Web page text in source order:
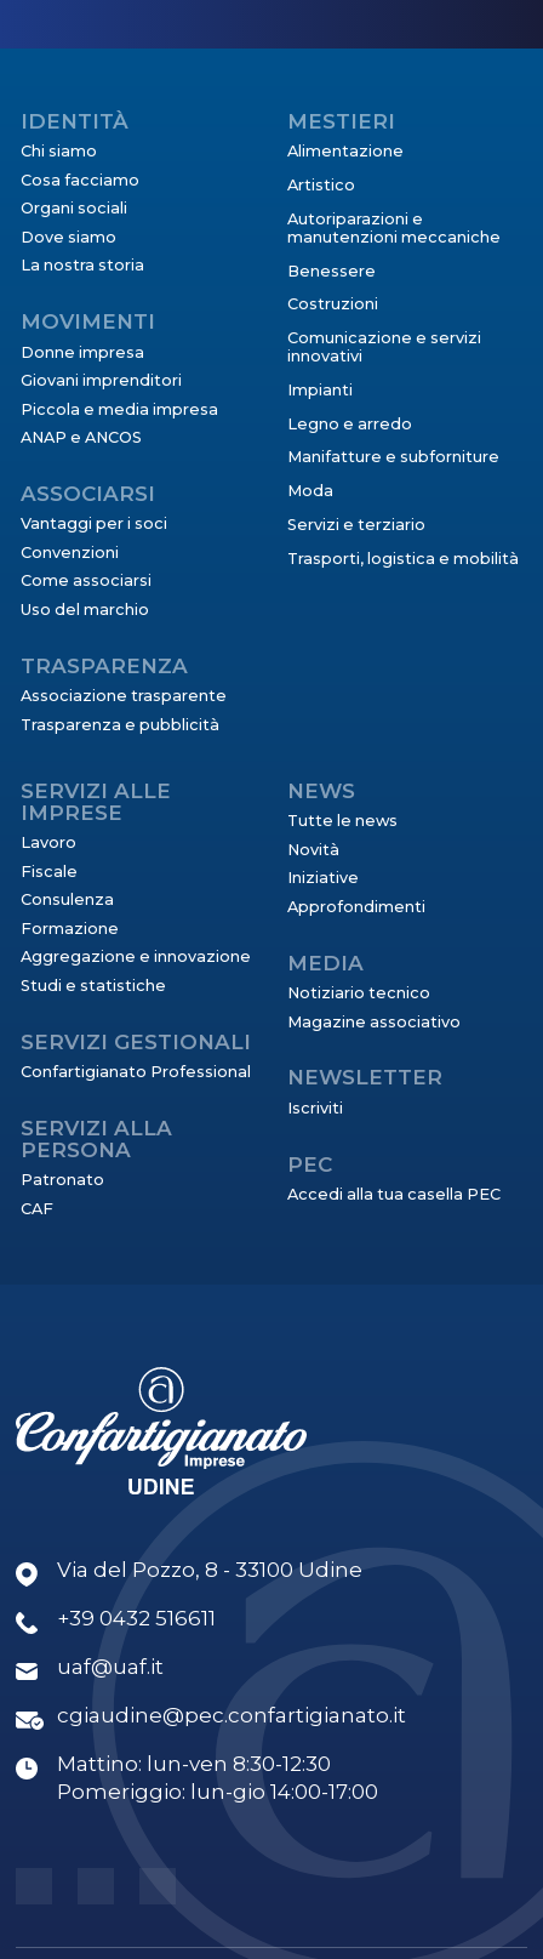
IDENTITÀ
Chi siamo
Cosa facciamo
Organi sociali
Dove siamo
La nostra storia
MOVIMENTI
Donne impresa
Giovani imprenditori
Piccola e media impresa
ANAP e ANCOS
ASSOCIARSI
Vantaggi per i soci
Convenzioni
Come associarsi
Uso del marchio
TRASPARENZA
Associazione trasparente
Trasparenza e pubblicità
MESTIERI
Alimentazione
Artistico
Autoriparazioni e
manutenzioni meccaniche
Benessere
Costruzioni
Comunicazione e servizi
innovativi
Impianti
Legno e arredo
Manifatture e subforniture
Moda
Servizi e terziario
Trasporti, logistica e mobilità
SERVIZI ALLE
IMPRESE
Lavoro
Fiscale
Consulenza
Formazione
Aggregazione e innovazione
Studi e statistiche
SERVIZI GESTIONALI
Confartigianato Professional
SERVIZI ALLA
PERSONA
Patronato
CAF
NEWS
Tutte le news
Novità
Iniziative
Approfondimenti
MEDIA
Notiziario tecnico
Magazine associativo
NEWSLETTER
Iscriviti
PEC
Accedi alla tua casella PEC
Via del Pozzo, 8 - 33100 Udine
+39 0432 516611
uaf@uaf.it
cgiaudine@pec.confartigianato.it
Mattino: lun-ven 8:30-12:30
Pomeriggio: lun-gio 14:00-17:00